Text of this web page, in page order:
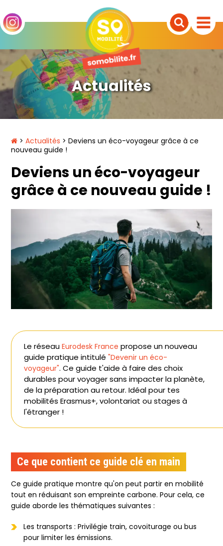
Actualités
>Actualités > Deviens un éco-voyageur grâce à ce
nouveau guide !
Deviens un éco-voyageur
grâce à ce nouveau guide !
Le réseauEurodesk France propose un nouveau
guide pratique intitulé"Devenir un éco-
voyageur". Ce guide t'aide à faire des choix
durables pour voyager sans impacter la planète,
de la préparation au retour. Idéal pour tes
mobilités Erasmus+, volontariat ou stages à
l'étranger !
Ce que contient ce guide clé en main
Ce guide pratique montre qu'on peut partir en mobilité
tout en réduisant son empreinte carbone. Pour cela, ce
guide aborde les thématiques suivantes :
Les transports : Privilégie train, covoiturage ou bus
pour limiter les émissions.